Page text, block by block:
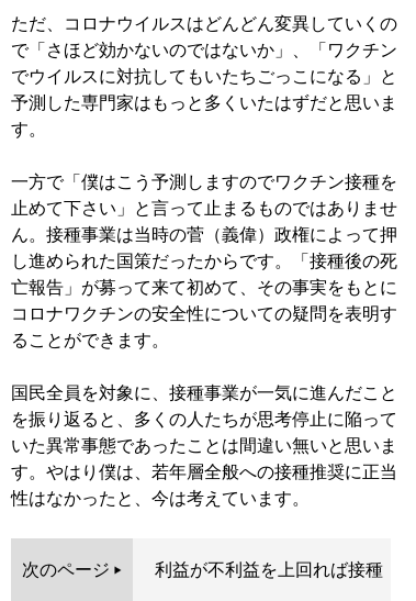
ただ、コロナウイルスはどんどん変異していくの
で「さほど効かないのではないか」、「ワクチン
でウイルスに対抗してもいたちごっこになる」と
予測した専門家はもっと多くいたはずだと思いま
す。
一方で「僕はこう予測しますのでワクチン接種を
止めて下さい」と言って止まるものではありませ
ん。接種事業は当時の菅（義偉）政権によって押
し進められた国策だったからです。「接種後の死
亡報告」が募って来て初めて、その事実をもとに
コロナワクチンの安全性についての疑問を表明す
ることができます。
国民全員を対象に、接種事業が一気に進んだこと
を振り返ると、多くの人たちが思考停止に陥って
いた異常事態であったことは間違い無いと思いま
す。やはり僕は、若年層全般への接種推奨に正当
性はなかったと、今は考えています。
次のページ 利益が不利益を上回れば接種